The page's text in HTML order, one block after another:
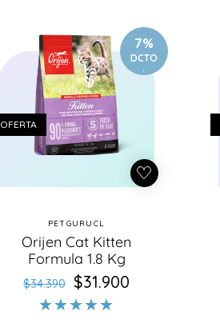
7%
DCTO
.
OFERTA
Proveedor:
PETGURUCL
Orijen Cat Kitten
Formula 1.8 Kg
Precio
habitual
$34.390
Precio
de
$31.900